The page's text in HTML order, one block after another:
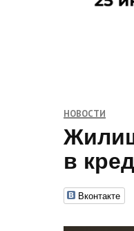
НОВОСТИ
в
Вконтакте